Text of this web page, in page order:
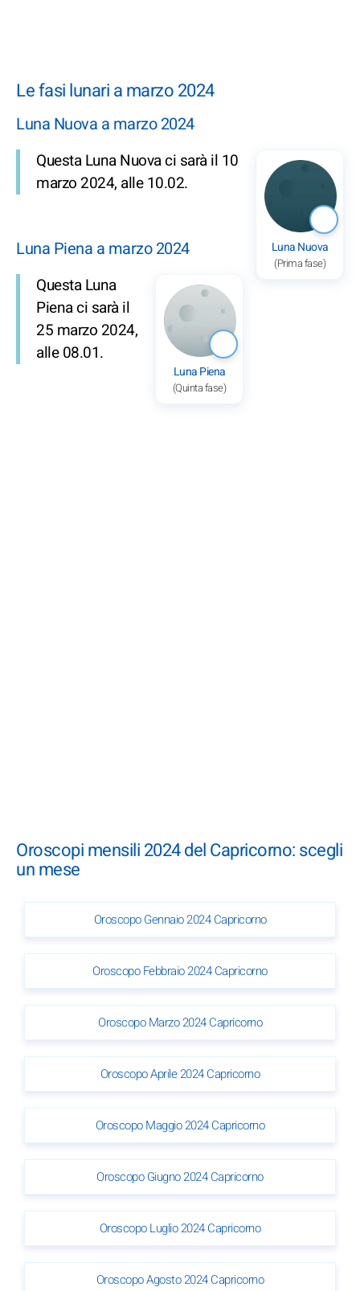
Le fasi lunari a marzo 2024
Luna Nuova a marzo 2024
Luna Nuova
(Prima fase)
Questa Luna Nuova ci sarà il 10
marzo 2024, alle 10.02.
Luna Piena a marzo 2024
Luna Piena
(Quinta fase)
Questa Luna
Piena ci sarà il
25 marzo 2024,
alle 08.01.
Oroscopi mensili 2024 del Capricorno: scegli
un mese
Oroscopo Gennaio 2024 Capricorno
Oroscopo Febbraio 2024 Capricorno
Oroscopo Marzo 2024 Capricorno
Oroscopo Aprile 2024 Capricorno
Oroscopo Maggio 2024 Capricorno
Oroscopo Giugno 2024 Capricorno
Oroscopo Luglio 2024 Capricorno
Oroscopo Agosto 2024 Capricorno